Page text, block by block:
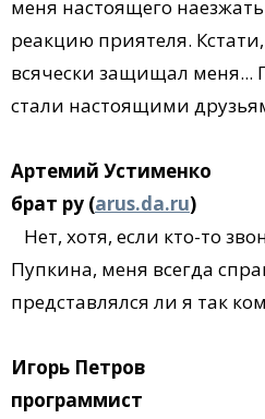
меня настоящего
реакцию приятеля.
всячески защищал меня...
стали настоящими
Артемий Устименко
брат ру (arus.da.ru)
Нет, хотя, если кто-то
Пупкина, меня всегда
представлялся ли я так
Игорь Петров
программист